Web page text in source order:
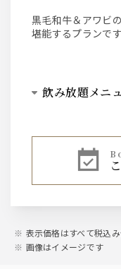
黒毛和牛＆アワビ
堪能するプランです
飲み放題メニ
東京クラフトペー
ジムビーム ハイボ
ジンジャーハイボー
スモーキーハイボー
表示価格はすべて税込み
画像はイメージです